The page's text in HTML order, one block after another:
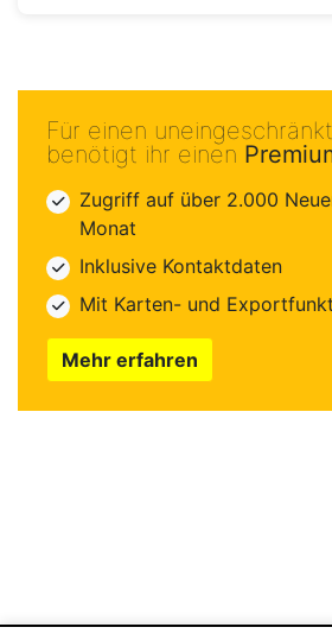
Für einen
benötigt ihr einen
Zugriff auf über 2.000
Monat
Inklusive Kontaktdaten
Mit Karten- und
Mehr erfahren